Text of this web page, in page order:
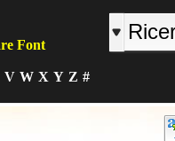
Font
V W X Y Z #